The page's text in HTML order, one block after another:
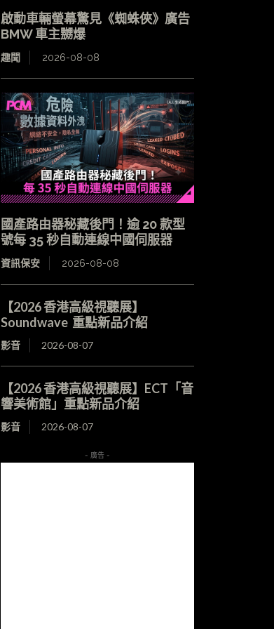
啟動車輛螢幕驚見《蜘蛛俠》廣告
BMW 車主嬲爆
趣聞 2026-08-08
國產路由器秘藏後門！逾 20 款型
號每 35 秒自動連線中國伺服器
資訊保安 2026-08-08
【2026 香港高級視聽展】
Soundwave 重點新品介紹
影音 2026-08-07
【2026 香港高級視聽展】ECT「音
響美術館」重點新品介紹
影音 2026-08-07
- 廣告 -